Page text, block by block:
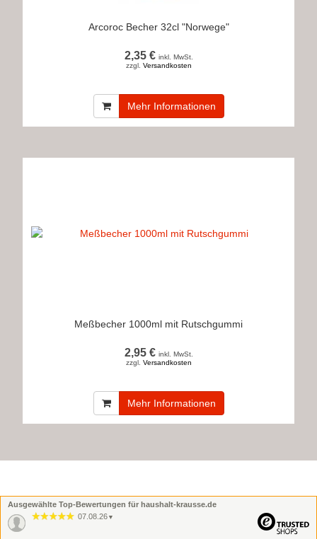
Arcoroc Becher 32cl "Norwege"
2,35 € inkl. MwSt.
zzgl. Versandkosten
Mehr Informationen
Meßbecher 1000ml mit Rutschgummi
2,95 € inkl. MwSt.
zzgl. Versandkosten
Mehr Informationen
Ausgewählte Top-Bewertungen für haushalt-krausse.de
07.08.26 ▼